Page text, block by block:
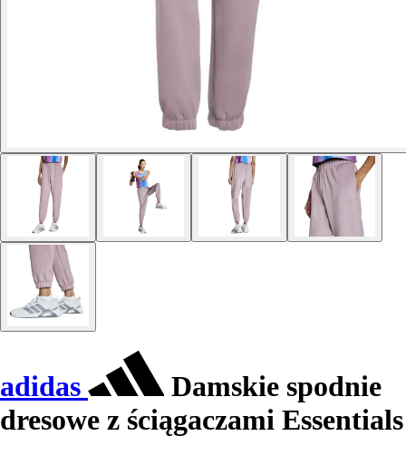
adidas
Damskie spodnie
dresowe z ściągaczami Essentials